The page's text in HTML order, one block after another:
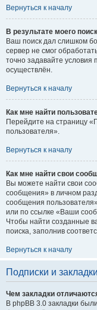
Вернуться к началу
В результате моего
Ваш поиск дал слишком
сервер не смог
точно задавайте
осуществлён.
Вернуться к началу
Как мне найти
Перейдите на страницу
пользователя».
Вернуться к началу
Как мне найти свои
Вы можете найти свои
сообщения» в личном
сообщения
или по ссылке «Ваши
Чтобы найти созданные
поиска, заполнив
Вернуться к началу
Подписки и закладки
Чем закладки
В phpBB 3.0 закладки